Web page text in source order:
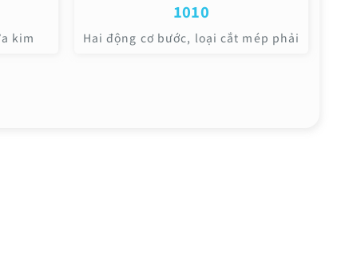
kim
1010
Hai động cơ bước, loại cắt mép phải